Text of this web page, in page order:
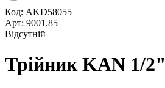
Код: AKD58055
Арт: 9001.85
Відсутній
Трійник KAN 1/